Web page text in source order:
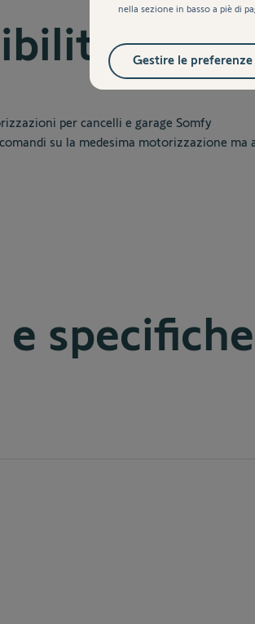
per cancelli e garage Somfy
su la medesima motorizzazione ma
specifiche
nella sezione in basso a piè di
Gestire le preferenze